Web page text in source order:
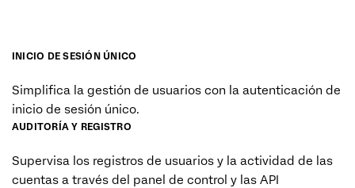
INICIO DE SESIÓN ÚNICO
Simplifica la gestión de usuarios con la autenticación de
inicio de sesión único.
AUDITORÍA Y REGISTRO
Supervisa los registros de usuarios y la actividad de las
cuentas a través del panel de control y las API